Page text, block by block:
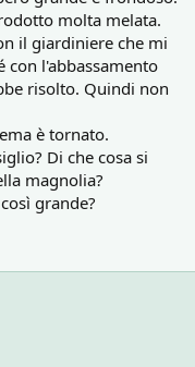
molta melata.
il giardiniere che mi
con l'abbassamento
risolto. Quindi non
è tornato.
Di che cosa si
magnolia?
grande?